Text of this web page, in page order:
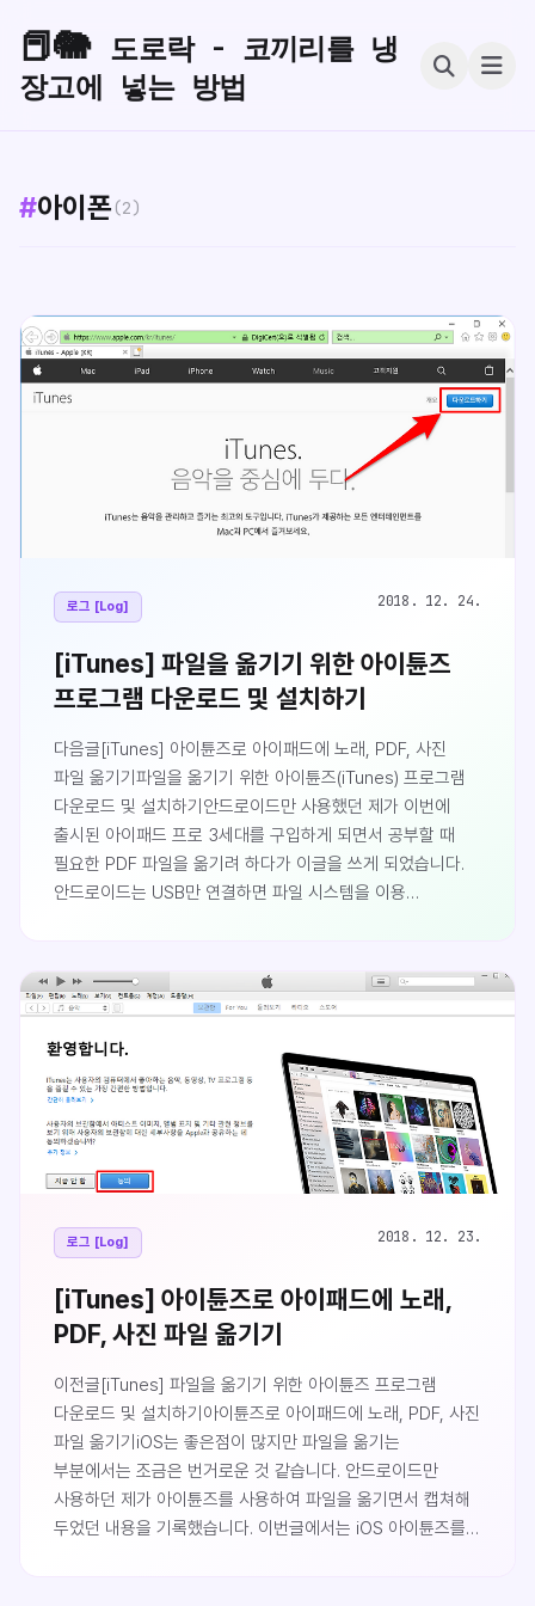
📕🐘 도로락 - 코끼리를 냉
장고에 넣는 방법
#아이폰 (2)
로그 [Log] 2018. 12. 24.
[iTunes] 파일을 옮기기 위한 아이튠즈
프로그램 다운로드 및 설치하기
다음글[iTunes] 아이튠즈로 아이패드에 노래, PDF, 사진
파일 옮기기파일을 옮기기 위한 아이튠즈(iTunes) 프로그램
다운로드 및 설치하기안드로이드만 사용했던 제가 이번에
출시된 아이패드 프로 3세대를 구입하게 되면서 공부할 때
필요한 PDF 파일을 옮기려 하다가 이글을 쓰게 되었습니다.
안드로이드는 USB만 연결하면 파일 시스템을 이용
위해서 다음의 링크에 접속합니다. (시간이 지남에 따라
링크가 바뀌었을 수
우측 상단의 다운로드하기를 클릭합니다.아래와 같은
페이지로 이동하는데 하단의 Windows > 라..
로그 [Log] 2018. 12. 23.
[iTunes] 아이튠즈로 아이패드에 노래,
PDF, 사진 파일 옮기기
이전글[iTunes] 파일을 옮기기 위한 아이튠즈 프로그램
다운로드 및 설치하기아이튠즈로 아이패드에 노래, PDF, 사진
파일 옮기기iOS는 좋은점이 많지만 파일을 옮기는
부분에서는 조금은 번거로운 것 같습니다. 안드로이드만
사용하던 제가 아이튠즈를 사용하여 파일을 옮기면서 캡쳐해
두었던 내용을 기록했습니다. 이번글에서는 iOS 아이튠즈를